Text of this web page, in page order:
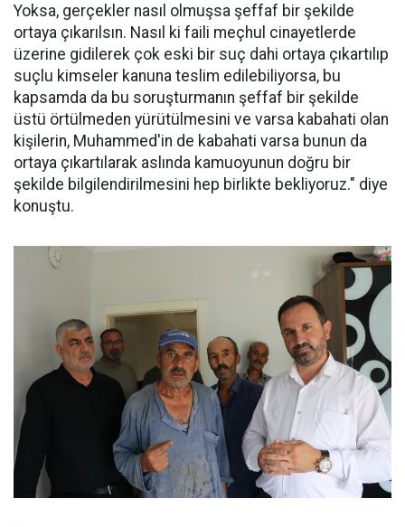
Yoksa, gerçekler nasıl olmuşsa şeffaf bir şekilde
ortaya çıkarılsın. Nasıl ki faili meçhul cinayetlerde
üzerine gidilerek çok eski bir suç dahi ortaya çıkartılıp
suçlu kimseler kanuna teslim edilebiliyorsa, bu
kapsamda da bu soruşturmanın şeffaf bir şekilde
üstü örtülmeden yürütülmesini ve varsa kabahati olan
kişilerin, Muhammed'in de kabahati varsa bunun da
ortaya çıkartılarak aslında kamuoyunun doğru bir
şekilde bilgilendirilmesini hep birlikte bekliyoruz." diye
konuştu.